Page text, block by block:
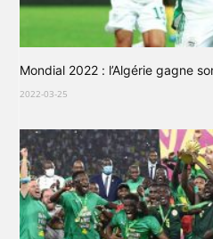
Mondial 2022 : l’Algérie gagne
2022-03-25